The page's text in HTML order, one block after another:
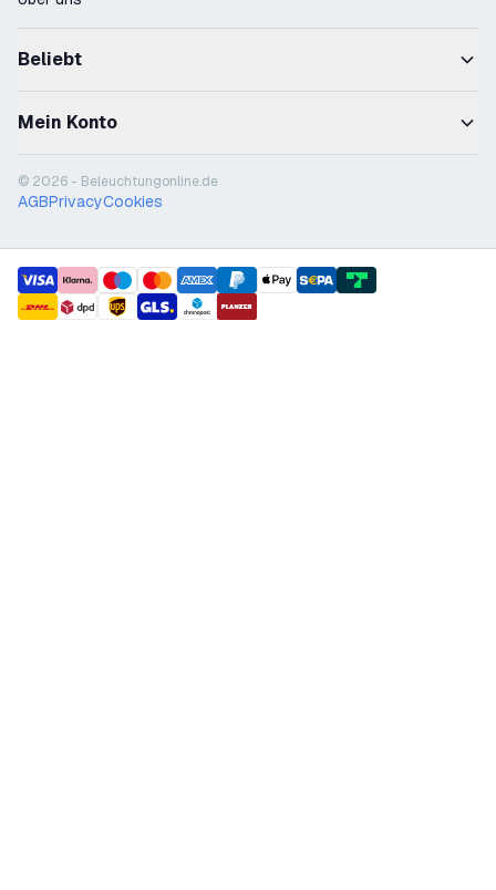
Beliebt
Mein Konto
© 2026 - Beleuchtungonline.de
AGBPrivacyCookies
payment methods
shipment methods